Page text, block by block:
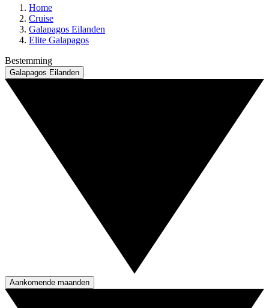
Home
Cruise
Galapagos Eilanden
Elite Galapagos
Bestemming
Galapagos Eilanden
Aankomende maanden